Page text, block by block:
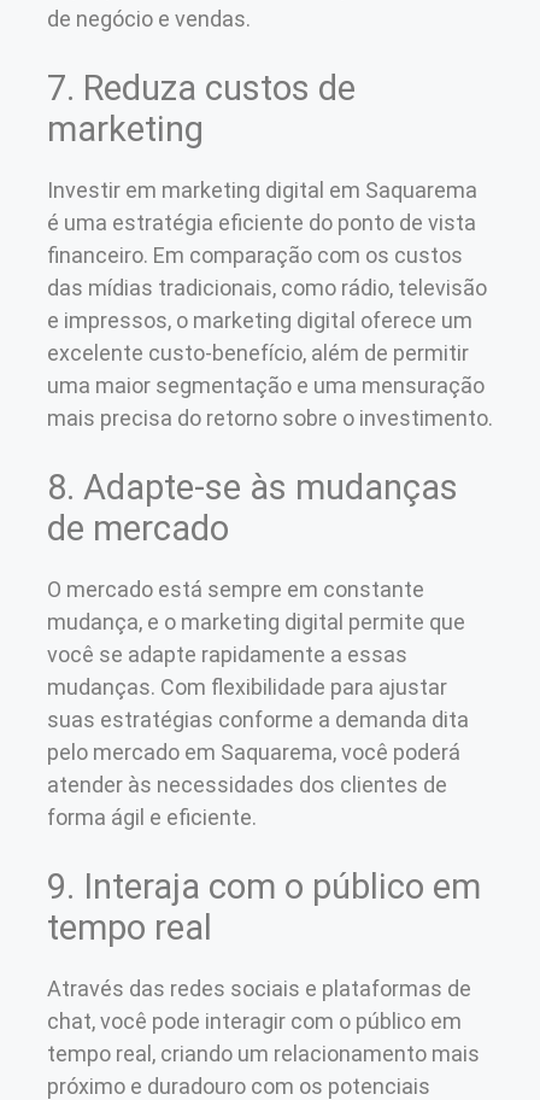
de negócio e vendas.
7. Reduza custos de
marketing
Investir em marketing digital em Saquarema
é uma estratégia eficiente do ponto de vista
financeiro. Em comparação com os custos
das mídias tradicionais, como rádio, televisão
e impressos, o marketing digital oferece um
excelente custo-benefício, além de permitir
uma maior segmentação e uma mensuração
mais precisa do retorno sobre o investimento.
8. Adapte-se às mudanças
de mercado
O mercado está sempre em constante
mudança, e o marketing digital permite que
você se adapte rapidamente a essas
mudanças. Com flexibilidade para ajustar
suas estratégias conforme a demanda dita
pelo mercado em Saquarema, você poderá
atender às necessidades dos clientes de
forma ágil e eficiente.
9. Interaja com o público em
tempo real
Através das redes sociais e plataformas de
chat, você pode interagir com o público em
tempo real, criando um relacionamento mais
próximo e duradouro com os potenciais